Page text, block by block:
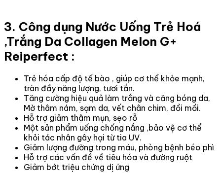
3. Công dụng Nước Uống Trẻ Hoá
,Trắng Da Collagen Melon G+
Reiperfect :
Trẻ hóa cấp độ tế bào , giúp cơ thể khỏe mạnh,
tràn đầy năng lượng, tươi tắn.
Tăng cường hiệu quả làm trắng và căng bóng da,
Mờ thâm nám, sạm da, vết chân chim, đồi mồi.
Hỗ trợ giảm thâm mụn, sẹo rỗ
Một sản phẩm uống chống nắng ,bảo vệ cơ thể
khỏi tác nhân gây hại từ tia UV.
Giảm lượng đường trong máu, phòng bệnh béo phì
Hỗ trợ các vấn đề về tiêu hóa và đường ruột
Giảm bớt triệu chứng dị ứng